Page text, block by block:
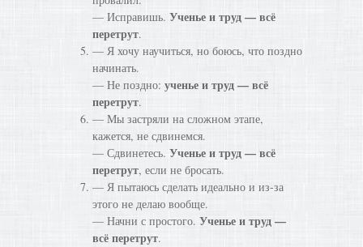
— Исправишь. Ученье и труд — всё
перетрут.
— Я хочу научиться, но боюсь, что поздно
начинать.
— Не поздно: ученье и труд — всё
перетрут.
— Мы застряли на сложном этапе,
кажется, не сдвинемся.
— Сдвинетесь. Ученье и труд — всё
перетрут, если не бросать.
— Я пытаюсь сделать идеально и из-за
этого не делаю вообще.
— Начни с простого. Ученье и труд —
всё перетрут.